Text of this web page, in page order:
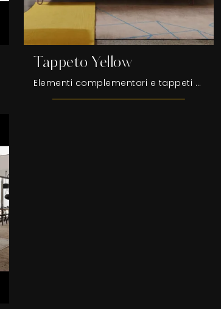
Tappeto Yellow
Elementi complementari e tappeti Egoitaliano: scopri come arricchire i tuoi interni moderni con il modello Tappeto Yellow.